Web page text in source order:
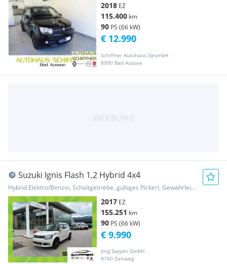
2018 EZ
115.400 km
90 PS (66 kW)
Schiffner Autohaus GesmbH
8990 Bad Aussee
€ 12.990
Suzuki Ignis Flash 1,2 Hybrid 4x4
Hybrid Elektro/Benzin, Schaltgetriebe, gültiges Pickerl, Gewährleistung
2017 EZ
155.251 km
90 PS (66 kW)
Jörg Sapper GmbH
8740 Zeltweg
€ 9.990